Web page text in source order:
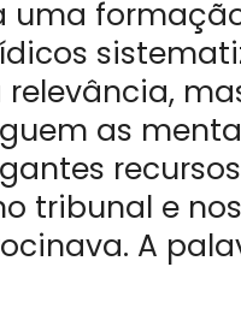
uma
as
tribunal e
A